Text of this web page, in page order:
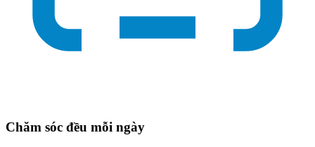
Chăm sóc đều mỗi ngày